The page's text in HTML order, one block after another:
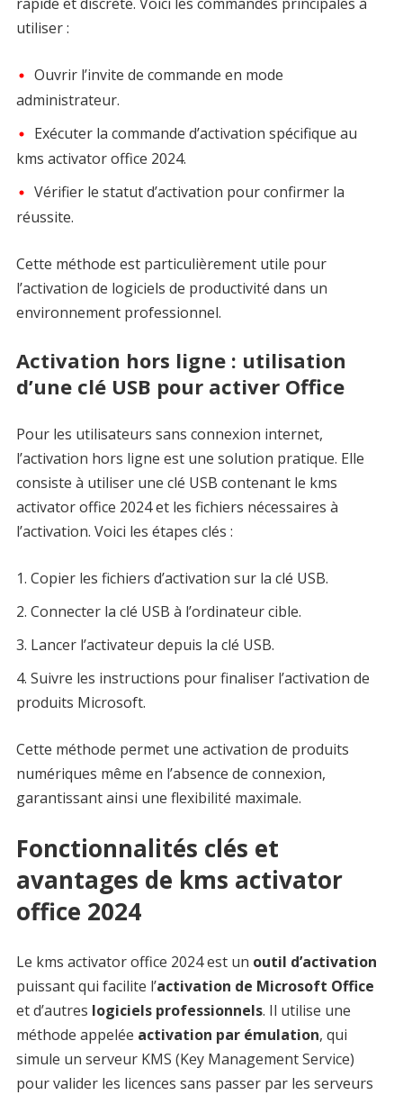
utiliser :
Ouvrir l’invite de commande en mode
administrateur.
Exécuter la commande d’activation spécifique au
kms activator office 2024.
Vérifier le statut d’activation pour confirmer la
réussite.
Cette méthode est particulièrement utile pour
l’activation de logiciels de productivité dans un
environnement professionnel.
Activation hors ligne : utilisation
d’une clé USB pour activer Office
Pour les utilisateurs sans connexion internet,
l’activation hors ligne est une solution pratique. Elle
consiste à utiliser une clé USB contenant le kms
activator office 2024 et les fichiers nécessaires à
l’activation. Voici les étapes clés :
Copier les fichiers d’activation sur la clé USB.
Connecter la clé USB à l’ordinateur cible.
Lancer l’activateur depuis la clé USB.
Suivre les instructions pour finaliser l’activation de
produits Microsoft.
Cette méthode permet une activation de produits
numériques même en l’absence de connexion,
garantissant ainsi une flexibilité maximale.
Fonctionnalités clés et
avantages de kms activator
office 2024
Le kms activator office 2024 est un outil d’activation
puissant qui facilite l’activation de Microsoft Office
et d’autres logiciels professionnels. Il utilise une
méthode appelée activation par émulation, qui
simule un serveur KMS (Key Management Service)
pour valider les licences sans passer par les serveurs